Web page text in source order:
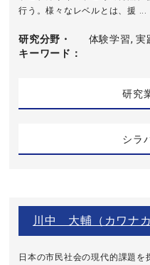
行う。様々なレベルとは、援 ...
研究分野・
キーワード
体験学習, 実
研究
シラ
川中 大輔（カワナ
日本の市民社会の現代的課題